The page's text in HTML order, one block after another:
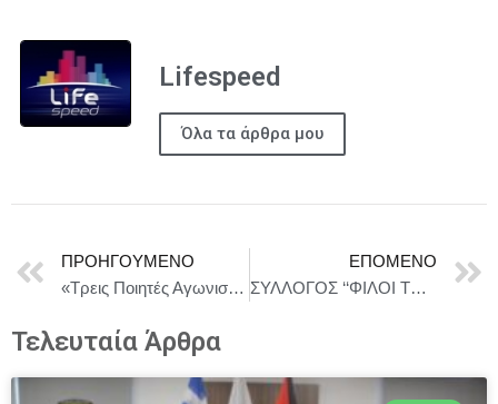
Lifespeed
Όλα τα άρθρα μου
ΠΡΟΗΓΟΎΜΕΝΟ
«Τρεις Ποιητές Αγωνιστές της Ελευθερίας μέσα από τη μουσική του Μίκη Θεοδωράκη: Γιάννης Ρίτσος, Τάσος Λειβαδίτης και Μανόλης Αναγνωστάκης» | Τετάρτη 3 Δεκεμβρίου στο Μέγαρο Μουσικής Αθηνών
ΕΠΌΜΕΝΟ
ΣΥΛΛΟΓΟΣ ‘‘ΦΙΛΟΙ ΤΟΥ ΜΟΥΣΕΙΟΥ ΜΑΝΗΣ – Μ. ΚΑΣΣΗ’’ Διάλεξη με θέμα : Ο Κώστας Κρυστάλλης και το Δημοτικό τραγούδι
Τελευταία Άρθρα